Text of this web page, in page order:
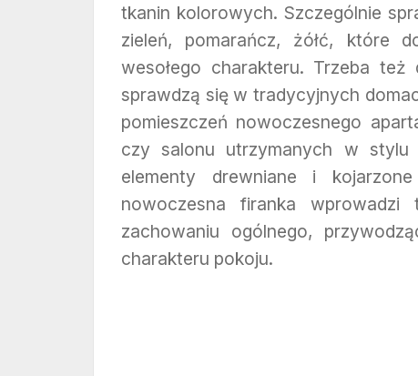
tkanin kolorowych. Szczególnie
zieleń, pomarańcz, żółć, które
wesołego charakteru. Trzeba
sprawdzą się w tradycyjnych
pomieszczeń nowoczesnego
czy salonu utrzymanych w stylu
elementy drewniane i
nowoczesna firanka
zachowaniu ogólnego,
charakteru pokoju.